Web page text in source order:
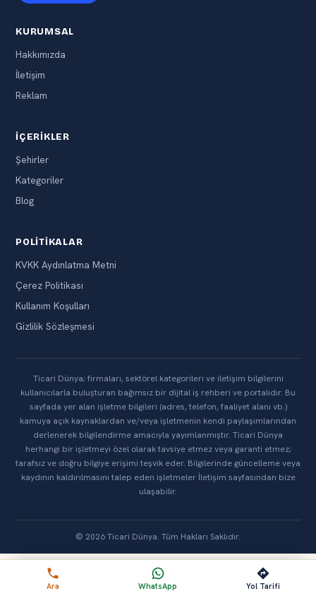
Ara WhatsApp Yol Tarifi
KURUMSAL
Hakkımızda
İletişim
Reklam
İÇERIKLER
Şehirler
Kategoriler
Blog
POLITIKALAR
KVKK Aydınlatma Metni
Çerez Politikası
Kullanım Koşulları
Gizlilik Sözleşmesi
Ticari Dünya; firmaları, sektörel kategorileri ve iletişim bilgilerini
kullanıcılarla buluşturan bağımsız bir dijital iş rehberi ve portalıdır. Bu
sayfada yer alan işletme bilgileri (adres, telefon, faaliyet alanı vb.)
kamuya açık kaynaklardan ve/veya işletmenin kendi paylaşımlarından
derlenerek bilgilendirme amacıyla yayımlanmıştır. Ticari Dünya
herhangi bir işletmeyi özel olarak tavsiye etmez veya garanti etmez;
tarafsız ve doğru bilgiye erişimi teşvik eder. Bilgilerinde güncelleme veya
kaydının kaldırılmasını talep eden işletmeler İletişim sayfasından bize
ulaşabilir.
© 2026 Ticari Dünya. Tüm Hakları Saklıdır.